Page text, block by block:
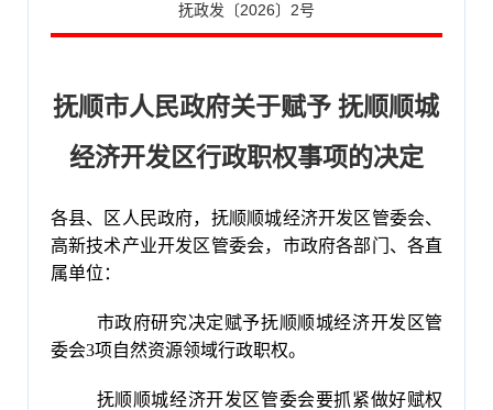
抚政发〔2026〕2号
抚顺市人民政府关于赋予 抚顺顺城
经济开发区行政职权事项的决定
各县、区人民政府，抚顺顺城经济开发区管委会、
高新技术产业开发区管委会，市政府各部门、各直
属单位：
市政府研究决定赋予抚顺顺城经济开发区管
委会3项自然资源领域行政职权。
抚顺顺城经济开发区管委会要抓紧做好赋权